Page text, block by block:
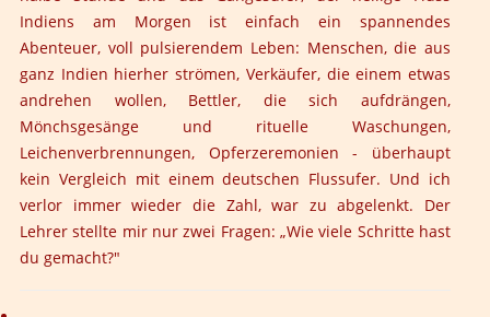
Indiens am Morgen ist einfach ein spannendes
Abenteuer, voll pulsierendem Leben: Menschen, die aus
ganz Indien hierher strömen, Verkäufer, die einem etwas
andrehen wollen, Bettler, die sich aufdrängen,
Mönchsgesänge und rituelle Waschungen,
Leichenverbrennungen, Opferzeremonien - überhaupt
kein Vergleich mit einem deutschen Flussufer. Und ich
verlor immer wieder die Zahl, war zu abgelenkt. Der
Lehrer stellte mir nur zwei Fragen: „Wie viele Schritte hast
du gemacht?"